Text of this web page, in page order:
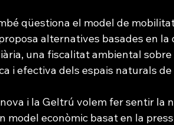
qüestiona el model de
alternatives basades en
una fiscalitat ambiental
i efectiva dels espais naturals de
i la Geltrú volem fer sentir
model econòmic basat en la